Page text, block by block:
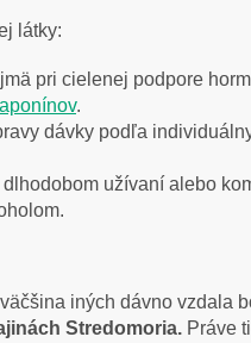
látky:
pri cielenej podpore
.
dávky podľa
užívaní alebo
iných dávno vzdala
Stredomoria. Práve